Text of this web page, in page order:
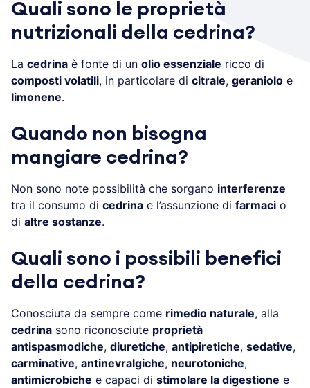
Quali sono le proprietà
nutrizionali della cedrina?
La cedrina è fonte di un olio essenziale ricco di
composti volatili, in particolare di citrale, geraniolo e
limonene.
Quando non bisogna
mangiare cedrina?
Non sono note possibilità che sorgano interferenze
tra il consumo di cedrina e l’assunzione di farmaci o
di altre sostanze.
Quali sono i possibili benefici
della cedrina?
Conosciuta da sempre come rimedio naturale, alla
cedrina sono riconosciute proprietà
antispasmodiche, diuretiche, antipiretiche, sedative,
carminative, antinevralgiche, neurotoniche,
antimicrobiche e capaci di stimolare la digestione e